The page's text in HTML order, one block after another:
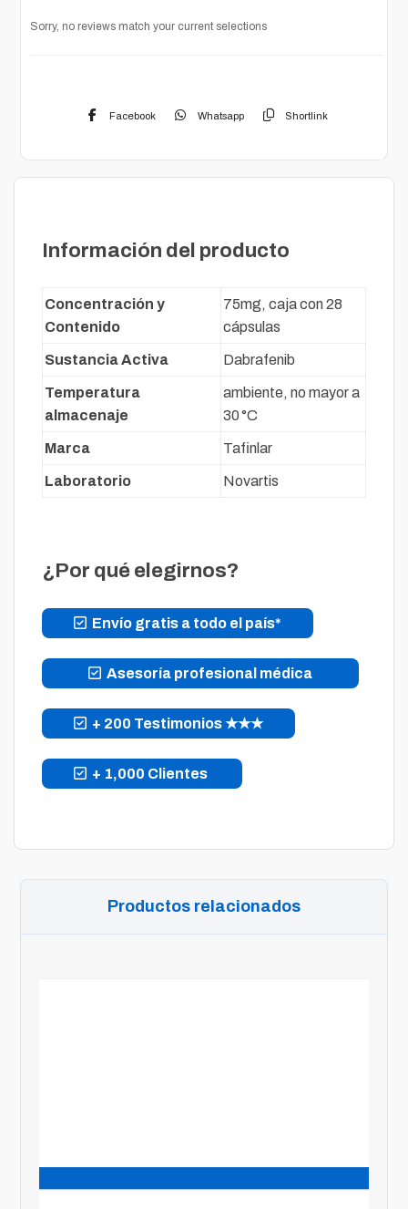
Sorry, no reviews match your current selections
Facebook Whatsapp Shortlink
Información del producto
Concentración y
Contenido
75mg, caja con 28
cápsulas
Sustancia Activa Dabrafenib
Temperatura
almacenaje
ambiente, no mayor a
30 °C
Marca Tafinlar
Laboratorio Novartis
¿Por qué elegirnos?
Envío gratis a todo el país*
Asesoría profesional médica
+ 200 Testimonios ★★★
+ 1,000 Clientes
Productos relacionados